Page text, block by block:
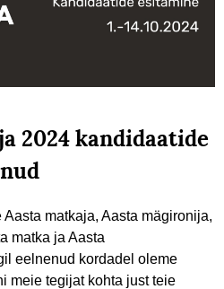
2024 kandidaatide
matkaja, Aasta mägironija,
matka ja Aasta
eelnenud kordadel oleme
meie tegijat kohta just teie